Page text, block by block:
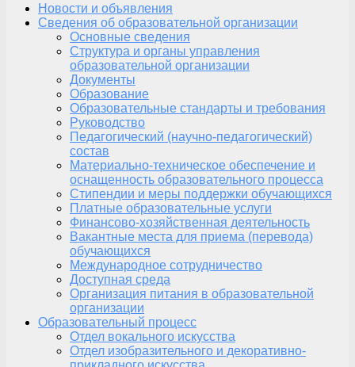
Новости и объявления
Сведения об образовательной организации
Основные сведения
Структура и органы управления
образовательной организации
Документы
Образование
Образовательные стандарты и требования
Руководство
Педагогический (научно-педагогический)
состав
Материально-техническое обеспечение и
оснащенность образовательного процесса
Стипендии и меры поддержки обучающихся
Платные образовательные услуги
Финансово-хозяйственная деятельность
Вакантные места для приема (перевода)
обучающихся
Международное сотрудничество
Доступная среда
Организация питания в образовательной
организации
Образовательный процесс
Отдел вокального искусства
Отдел изобразительного и декоративно-